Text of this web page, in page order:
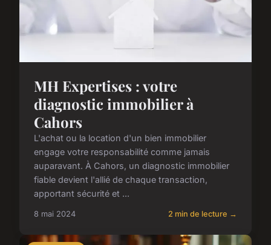
MH Expertises : votre
diagnostic immobilier à
Cahors
L'achat ou la location d'un bien immobilier
engage votre responsabilité comme jamais
auparavant. À Cahors, un diagnostic immobilier
fiable devient l'allié de chaque transaction,
apportant sécurité et ...
8 mai 2024 2 min de lecture →